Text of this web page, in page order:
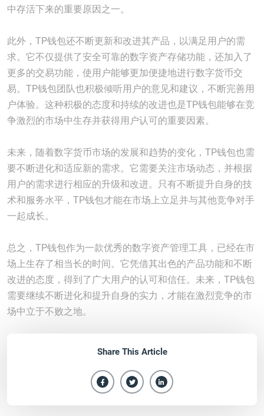
中存活下来的重要原因之一。
此外，TP钱包还不断更新和改进其产品，以满足用户的需
求。它不仅提供了安全可靠的数字资产存储功能，还加入了
更多的交易功能，使用户能够更加便捷地进行数字货币交
易。TP钱包团队也积极倾听用户的意见和建议，不断完善用
户体验。这种积极的态度和持续的改进也是TP钱包能够在竞
争激烈的市场中生存并获得用户认可的重要因素。
未来，随着数字货币市场的发展和趋势的变化，TP钱包也需
要不断进化和适应新的需求。它需要关注市场动态，并根据
用户的需求进行相应的升级和改进。只有不断提升自身的技
术和服务水平，TP钱包才能在市场上立足并与其他竞争对手
一起成长。
总之，TP钱包作为一款优秀的数字资产管理工具，已经在市
场上生存了相当长的时间。它凭借其出色的产品功能和不断
改进的态度，得到了广大用户的认可和信任。未来，TP钱包
需要继续不断进化和提升自身的实力，才能在激烈竞争的市
场中立于不败之地。
Share This Article